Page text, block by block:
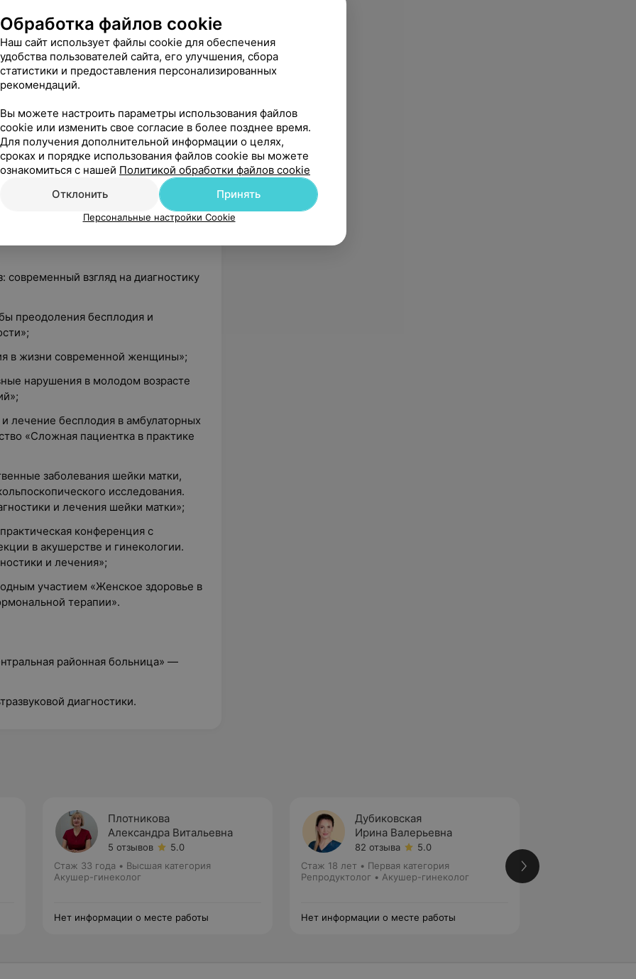
картины»;
кольпоскопические картины,
ситуации»;
методы визуализации женской
прием, этапы и методы
подготовка в Республике
подход к аменореям в
железы и планирование
Европейской тиреоидной
использования вспомогательных
взгляд на диагностику
преодоления бесплодия и
в жизни современной женщины»;
нарушения в молодом возрасте
лечение бесплодия в амбулаторных
«Сложная пациентка в практике
заболевания шейки матки,
исследования.
и лечения шейки матки»;
конференция с
в акушерстве и гинекологии.
и лечения»;
участием «Женское здоровье в
терапии».
районная больница» —
диагностики.
Плотникова
Александра Витальевна
5 отзывов
5.0
Стаж 33 года • Высшая категория
Акушер-гинеколог
Нет информации о месте работы
Дубиковская
Ирина Валерьевна
82 отзыва
5.0
Стаж 18 лет • Первая категория
Репродуктолог • Акушер-гинеколог
Нет информации о месте работы
Обработка файлов cookie
Наш сайт использует файлы cookie для обеспечения
удобства пользователей сайта, его улучшения, сбора
статистики и предоставления персонализированных
рекомендаций.
Вы можете настроить параметры использования файлов
cookie или изменить свое согласие в более позднее время.
Для получения дополнительной информации о целях,
сроках и порядке использования файлов cookie вы можете
ознакомиться с нашей Политикой обработки файлов cookie
Отклонить
Принять
Персональные настройки Cookie